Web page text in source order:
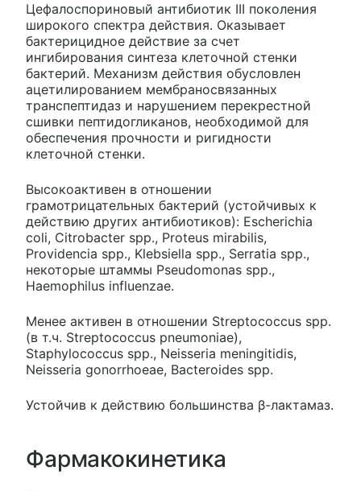
Цефалоспориновый антибиотик III поколения
широкого спектра действия. Оказывает
бактерицидное действие за счет
ингибирования синтеза клеточной стенки
бактерий. Механизм действия обусловлен
ацетилированием мембраносвязанных
транспептидаз и нарушением перекрестной
сшивки пептидогликанов, необходимой для
обеспечения прочности и ригидности
клеточной стенки.
Высокоактивен в отношении
грамотрицательных бактерий (устойчивых к
действию других антибиотиков): Escherichia
coli, Citrobacter spp., Proteus mirabilis,
Providencia spp., Klebsiella spp., Serratia spp.,
некоторые штаммы Pseudomonas spp.,
Haemophilus influenzae.
Менее активен в отношении Streptococcus spp.
(в т.ч. Streptococcus pneumoniae),
Staphylococcus spp., Neisseria meningitidis,
Neisseria gonorrhoeae, Bacteroides spp.
Устойчив к действию большинства β-лактамаз.
Фармакокинетика